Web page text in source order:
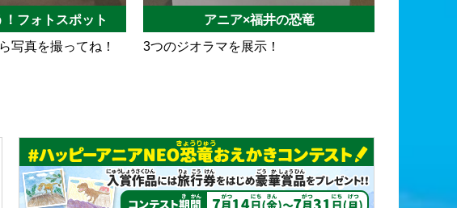
フォトスポット
写真を撮ってね！
アニア×福井の恐竜
3つのジオラマを展示！